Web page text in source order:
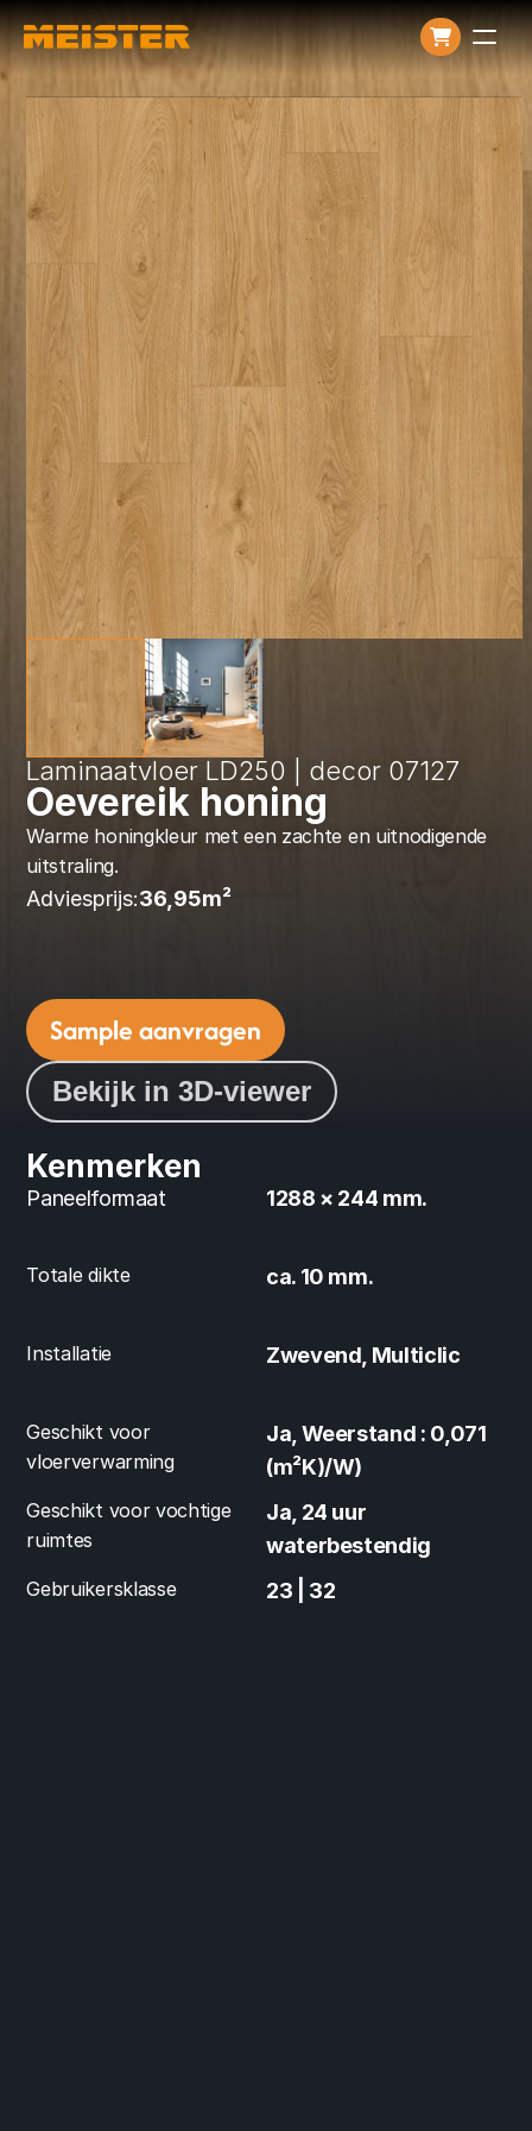
ProductenOver ons
Laminaatvloer LD250 | decor 07127
Oevereik honing
Adviesprijs:36,95m²
Warme honingkleur met een zachte en uitnodigende
uitstraling.
Sample aanvragen
Bekijk in 3D-viewer
Kenmerken
Paneelformaat 1288 × 244 mm.
Totale dikte ca. 10 mm.
Installatie Zwevend, Multiclic
Geschikt voor
vloerverwarming
Ja, Weerstand : 0,071
(m²K)/W)
Geschikt voor vochtige
ruimtes
Ja, 24 uur
waterbestendig
Gebruikersklasse 23 | 32